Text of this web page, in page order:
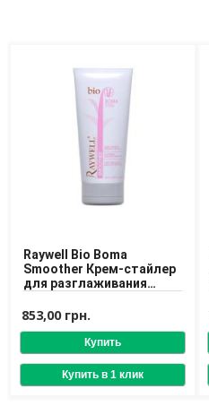
Raywell Bio Boma
Smoother Крем-стайлер
для разглаживания
853,00 грн.